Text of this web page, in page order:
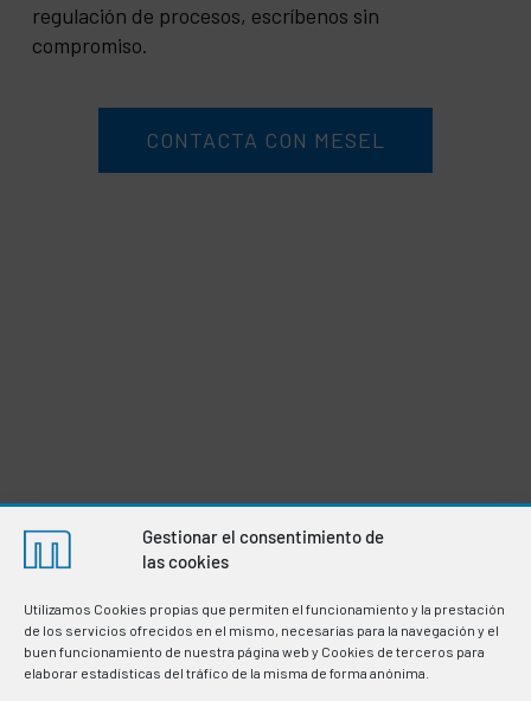
Gestionar el consentimiento de
las cookies
Utilizamos Cookies propias que permiten el funcionamiento y la prestación
de los servicios ofrecidos en el mismo, necesarias para la navegación y el
buen funcionamiento de nuestra página web y Cookies de terceros para
elaborar estadísticas del tráfico de la misma de forma anónima.
regulación de procesos, escríbenos sin
compromiso.
CONTACTA CON MESEL